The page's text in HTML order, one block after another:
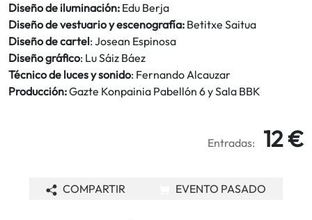
Diseño de iluminación: Edu Berja
Diseño de vestuario y escenografía: Betitxe Saitua
Diseño de cartel: Josean Espinosa
Diseño gráfico: Lu Sáiz Báez
Técnico de luces y sonido: Fernando Alcauzar
Producción:Gazte Konpainia Pabellón 6 y Sala BBK
Entradas: 12 €
COMPARTIR EVENTO PASADO